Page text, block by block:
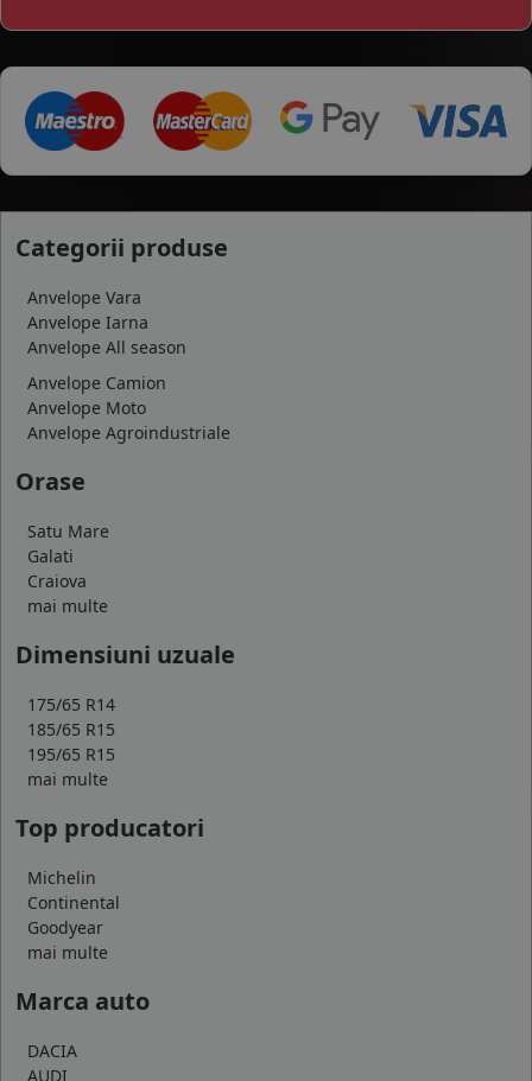
Categorii produse
Anvelope Vara
Anvelope Iarna
Anvelope All season
Anvelope Camion
Anvelope Moto
Anvelope Agroindustriale
Orase
Satu Mare
Galati
Craiova
mai multe
Dimensiuni uzuale
175/65 R14
185/65 R15
195/65 R15
mai multe
Top producatori
Michelin
Continental
Goodyear
mai multe
Marca auto
DACIA
AUDI